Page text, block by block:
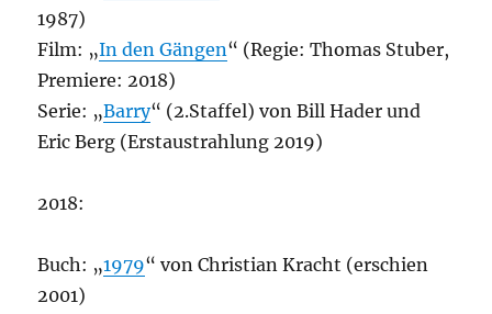
1987)
Film: „In den Gängen“ (Regie: Thomas Stuber,
Premiere: 2018)
Serie: „Barry“ (2.Staffel) von Bill Hader und
Eric Berg (Erstaustrahlung 2019)
2018:
Buch: „1979“ von Christian Kracht (erschien
2001)